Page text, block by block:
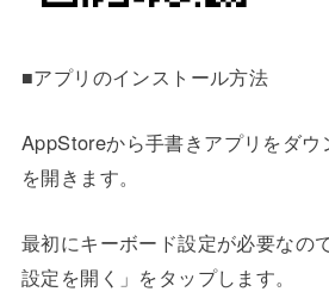
■アプリのインストール方法
AppStoreから手書きアプリをダウ
を開きます。
最初にキーボード設定が必要なの
設定を開く」をタップします。